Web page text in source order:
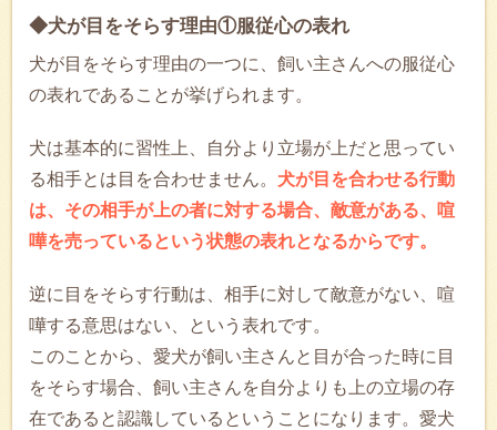
◆犬が目をそらす理由①服従心の表れ
犬が目をそらす理由の一つに、飼い主さんへの服従心
の表れであることが挙げられます。
犬は基本的に習性上、自分より立場が上だと思ってい
る相手とは目を合わせません。 犬が目を合わせる行動
は、その相手が上の者に対する場合、敵意がある、喧
嘩を売っているという状態の表れとなるからです。
逆に目をそらす行動は、相手に対して敵意がない、喧
嘩する意思はない、という表れです。
このことから、愛犬が飼い主さんと目が合った時に目
をそらす場合、飼い主さんを自分よりも上の立場の存
在であると認識しているということになります。愛犬